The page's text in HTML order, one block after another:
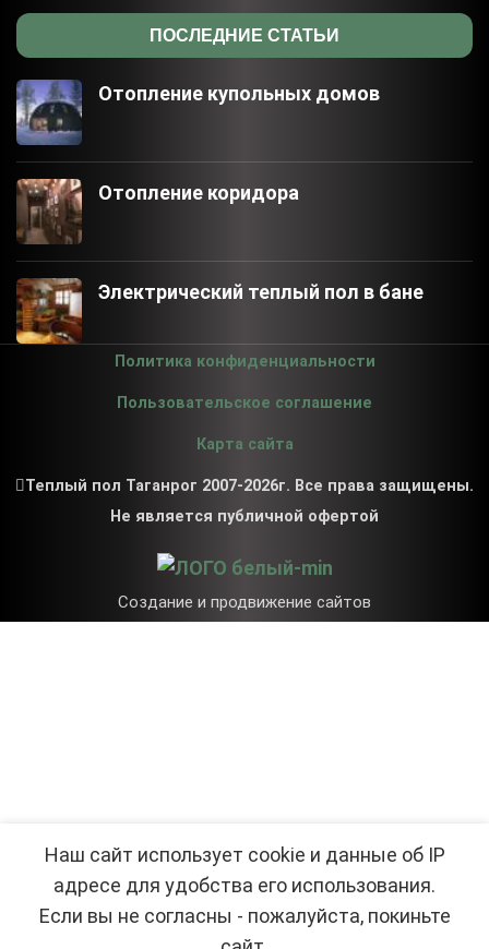
ПОСЛЕДНИЕ СТАТЬИ
Отопление купольных домов
Отопление коридора
Электрический теплый пол в бане
Политика конфиденциальности
Пользовательское соглашение
Карта сайта
Теплый пол Таганрог 2007-2026г. Все права защищены.
Не является публичной офертой
Создание и продвижение сайтов
Наш сайт использует cookie и данные об IP
адресе для удобства его использования.
Если вы не согласны - пожалуйста, покиньте